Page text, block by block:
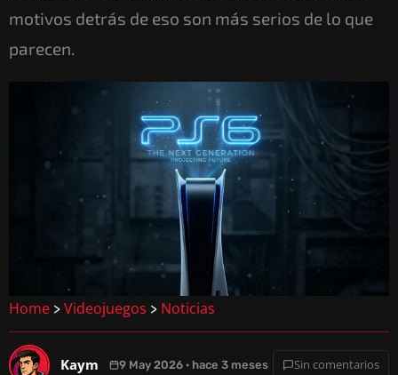
motivos detrás de eso son más serios de lo que
parecen.
Home > Videojuegos > Noticias
Kaym 9 May 2026 · hace 3 meses Sin comentarios